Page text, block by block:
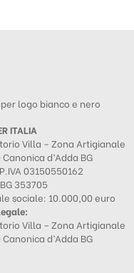
ITALIA
Villa – Zona Artigianale
d’Adda BG
03150550162
353705
sociale: 10.000,00 euro
Villa – Zona Artigianale
d’Adda BG